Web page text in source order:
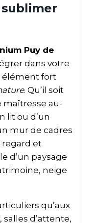
sublimer
Puy de
dans votre
élément fort
. Qu’il soit
maîtresse au-
lit ou d’un
mur de cadres
regard et
d’un paysage
neige
qu’aux
d’attente,